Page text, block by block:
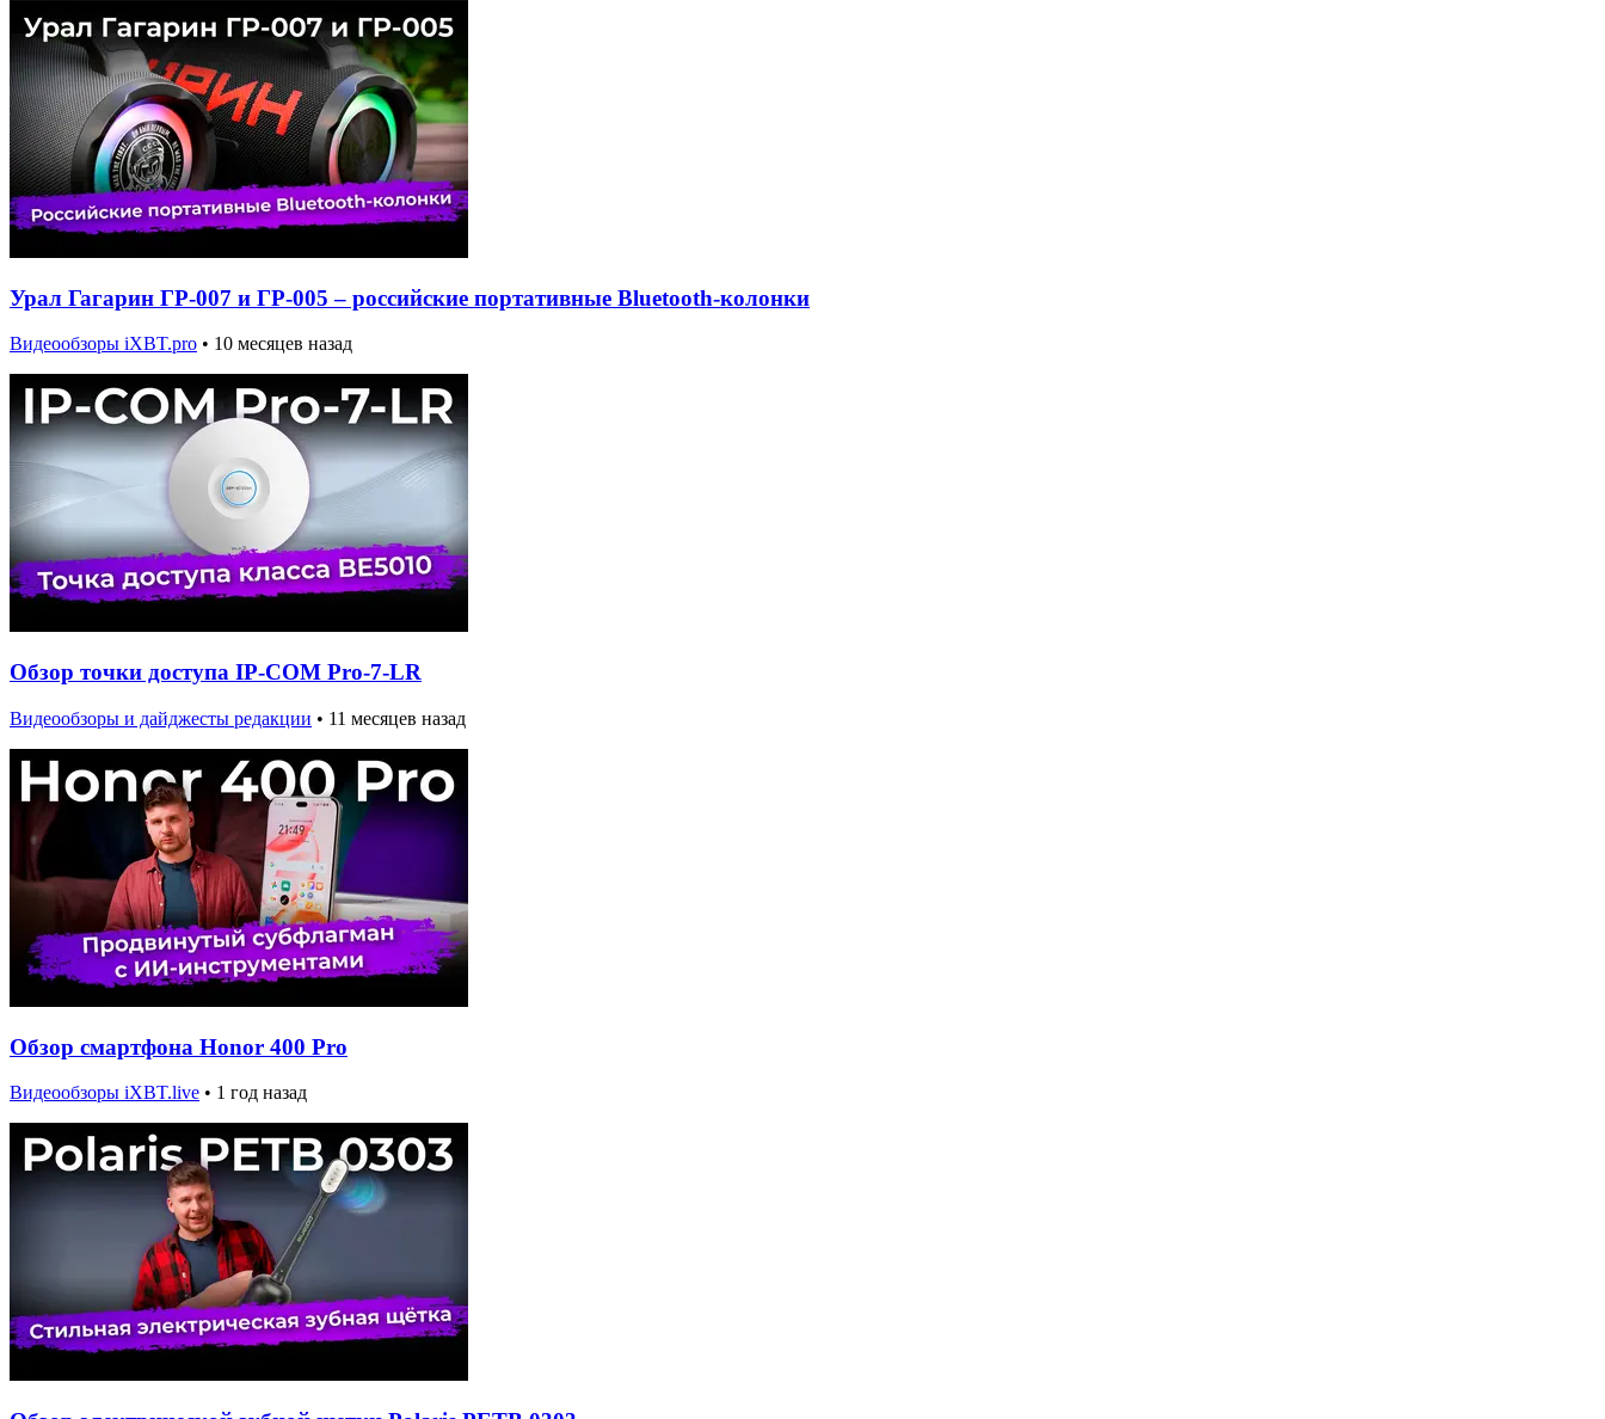
Урал Гагарин ГР-007 и ГР-005 – российские портативные Bluetooth-колонки
Видеообзоры iXBT.pro • 10 месяцев назад
Обзор точки доступа IP-COM Pro-7-LR
Видеообзоры и дайджесты редакции • 11 месяцев назад
Обзор смартфона Honor 400 Pro
Видеообзоры iXBT.live • 1 год назад